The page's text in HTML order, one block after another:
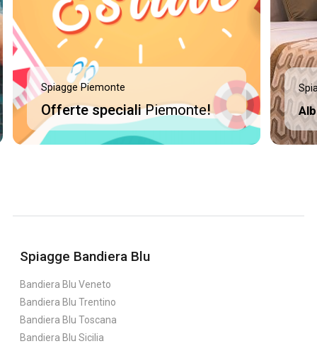
Spiagge Piemonte
Offerte specialiPiemonte!
Spiagge Bandiera Blu
Bandiera Blu Veneto
Bandiera Blu Trentino
Bandiera Blu Toscana
Bandiera Blu Sicilia